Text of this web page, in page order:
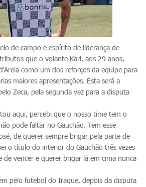
de campo e espírito de liderança de
que o volante Karl, aos 29 anos,
como um dos reforços da equipe para
maiores apresentações. Esta será a
Zeca, pela segunda vez para a disputa
aqui, percebi que o nosso time tem o
pode faltar no Gauchão. Tem esse
de querer sempre brigar pela parte de
o título do interior do Gauchão três vezes
de vencer e querer brigar lá em cima nunca
pelo futebol do Iraque, depois da disputa